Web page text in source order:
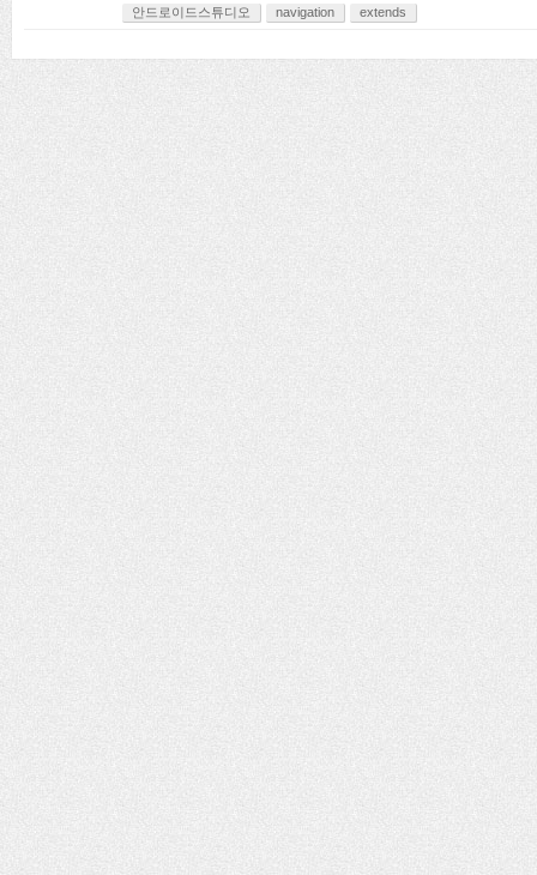
안드로이드스튜디오 navigation extends